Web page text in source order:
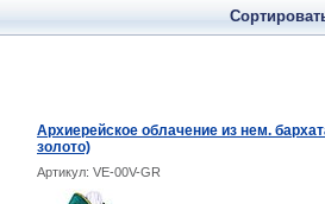
Архиерейское облачение из нем.
золото)
Артикул: VE-00V-GR